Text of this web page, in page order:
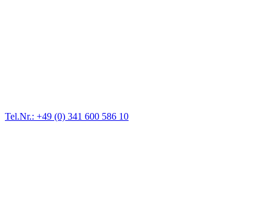
Tel.Nr.: +49 (0) 341 600 586 10